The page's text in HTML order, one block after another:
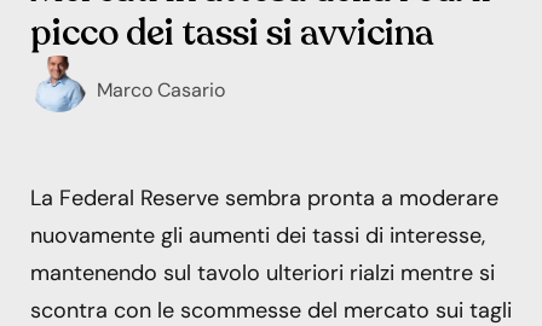
picco dei tassi si avvicina
Marco Casario
La Federal Reserve sembra pronta a moderare
nuovamente gli aumenti dei tassi di interesse,
mantenendo sul tavolo ulteriori rialzi mentre si
scontra con le scommesse del mercato sui tagli